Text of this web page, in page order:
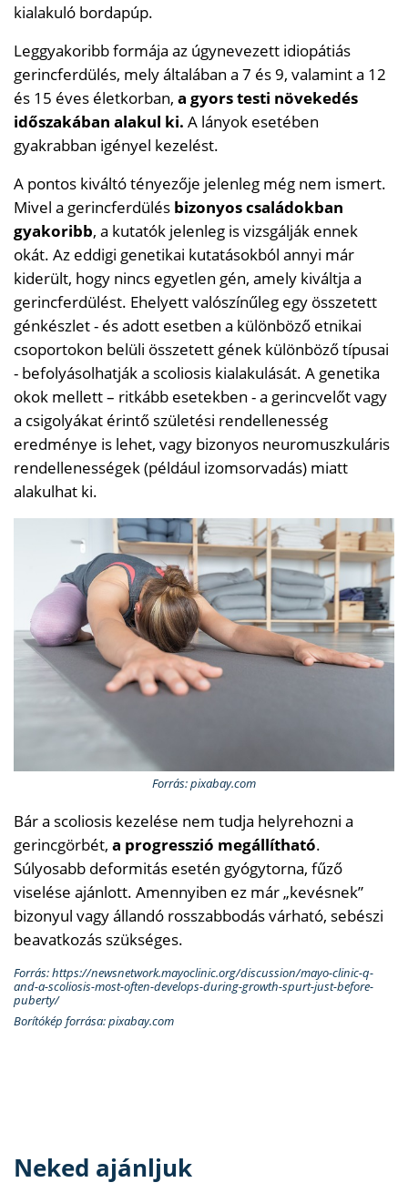
kialakuló bordapúp.
Leggyakoribb formája az úgynevezett idiopátiás
gerincferdülés, mely általában a 7 és 9, valamint a 12
és 15 éves életkorban, a gyors testi növekedés
időszakában alakul ki. A lányok esetében
gyakrabban igényel kezelést.
A pontos kiváltó tényezője jelenleg még nem ismert.
Mivel a gerincferdülés bizonyos családokban
gyakoribb, a kutatók jelenleg is vizsgálják ennek
okát. Az eddigi genetikai kutatásokból annyi már
kiderült, hogy nincs egyetlen gén, amely kiváltja a
gerincferdülést. Ehelyett valószínűleg egy összetett
génkészlet - és adott esetben a különböző etnikai
csoportokon belüli összetett gének különböző típusai
- befolyásolhatják a scoliosis kialakulását. A genetika
okok mellett – ritkább esetekben - a gerincvelőt vagy
a csigolyákat érintő születési rendellenesség
eredménye is lehet, vagy bizonyos neuromuszkuláris
rendellenességek (például izomsorvadás) miatt
alakulhat ki.
Forrás: pixabay.com
Bár a scoliosis kezelése nem tudja helyrehozni a
gerincgörbét, a progresszió megállítható.
Súlyosabb deformitás esetén gyógytorna, fűző
viselése ajánlott. Amennyiben ez már „kevésnek”
bizonyul vagy állandó rosszabbodás várható, sebészi
beavatkozás szükséges.
Forrás: https://newsnetwork.mayoclinic.org/discussion/mayo-clinic-q-
and-a-scoliosis-most-often-develops-during-growth-spurt-just-before-
puberty/
Borítókép forrása: pixabay.com
Neked ajánljuk